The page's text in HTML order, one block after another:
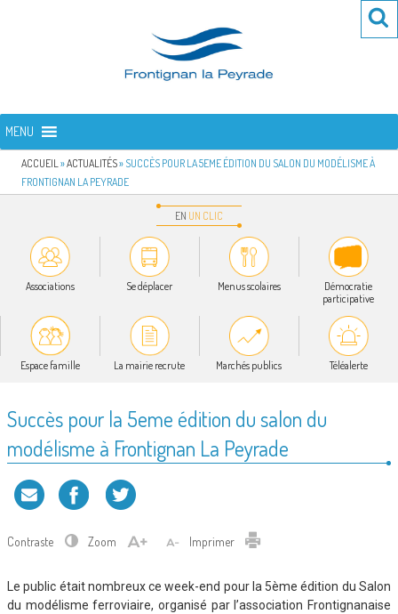
FRONTIGNAN LA PEYRADE
MENU
ACCUEIL »ACTUALITÉS» SUCCÈS POUR LA 5EME ÉDITION DU SALON DU MODÉLISME À
FRONTIGNAN LA PEYRADE
EN UN CLIC
Associations Se déplacer Menus scolaires
Démocratie
participative
Espace famille La mairie recrute Marchés publics Téléalerte
Succès pour la 5eme édition du salon du
modélisme à Frontignan La Peyrade
Contraste Zoom Imprimer
Le public était nombreux ce week-end pour la 5ème édition du Salon
du modélisme ferroviaire, organisé par l’association Frontignanaise